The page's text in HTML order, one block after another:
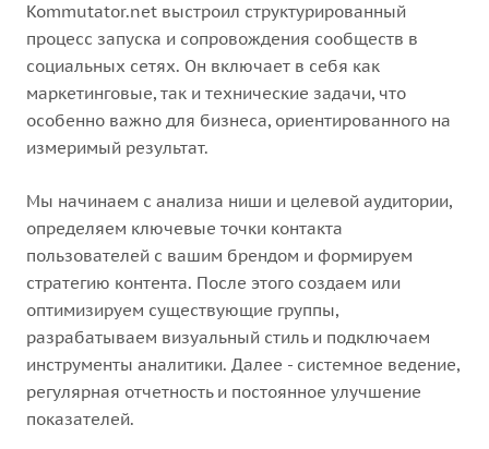
Kommutator.net выстроил структурированный
процесс запуска и сопровождения сообществ в
социальных сетях. Он включает в себя как
маркетинговые, так и технические задачи, что
особенно важно для бизнеса, ориентированного на
измеримый результат.
Мы начинаем с анализа ниши и целевой аудитории,
определяем ключевые точки контакта
пользователей с вашим брендом и формируем
стратегию контента. После этого создаем или
оптимизируем существующие группы,
разрабатываем визуальный стиль и подключаем
инструменты аналитики. Далее - системное ведение,
регулярная отчетность и постоянное улучшение
показателей.